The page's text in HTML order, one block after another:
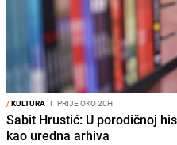
/KULTURA I PRIJE OKO 20H
Sabit Hrustić: U porodičnoj
kao uredna arhiva